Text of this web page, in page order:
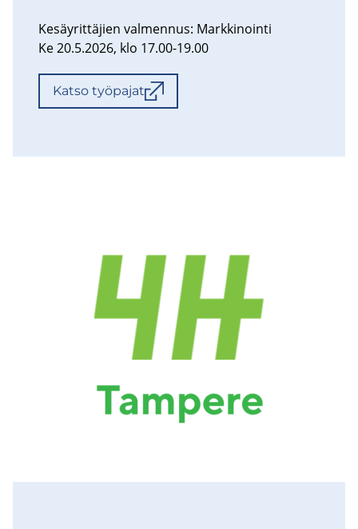
Ke­säy­rit­tä­jien val­men­nus: Mark­ki­noin­ti
Ke 20.5.2026, klo 17.00-19.00
Katso työ­pa­jat